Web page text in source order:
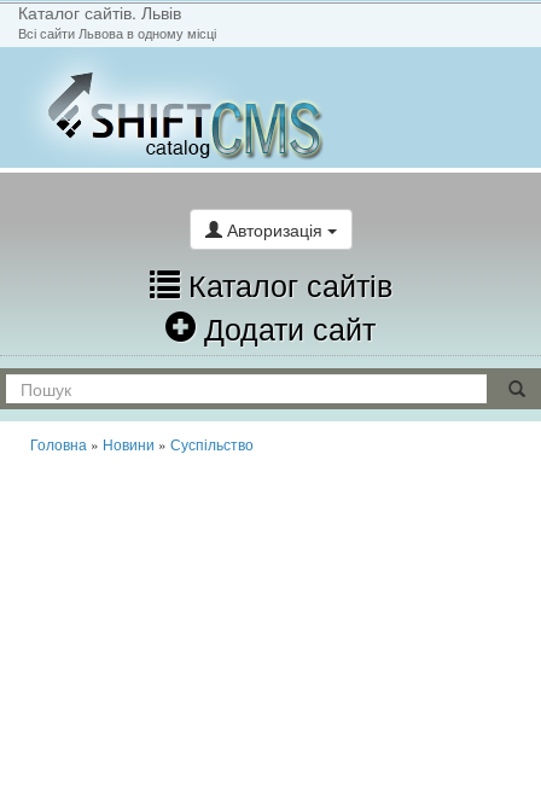
Каталог сайтів. Львів
Всі сайти Львова в одному місці
Авторизація
Каталог сайтів
Додати сайт
Головна » Новини » Суспільство